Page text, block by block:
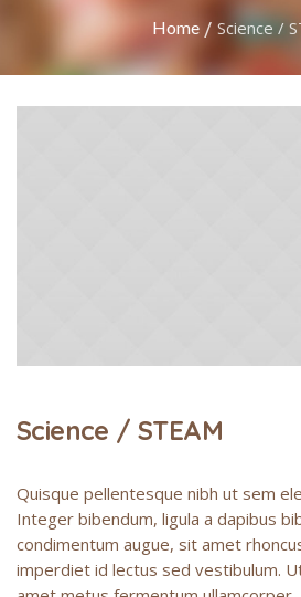
Home / Science /
Science / STEAM
Quisque pellentesque nibh ut sem
Integer bibendum, ligula a dapibus
condimentum augue, sit amet
imperdiet id lectus sed vestibulum.